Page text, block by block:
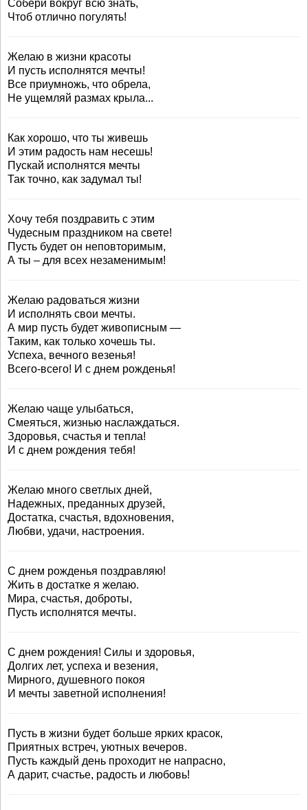
Собери вокруг всю знать,
Чтоб отлично погулять!
Желаю в жизни красоты
И пусть исполнятся мечты!
Все приумножь, что обрела,
Не ущемляй размах крыла...
Как хорошо, что ты живешь
И этим радость нам несешь!
Пускай исполнятся мечты
Так точно, как задумал ты!
Хочу тебя поздравить с этим
Чудесным праздником на свете!
Пусть будет он неповторимым,
А ты – для всех незаменимым!
Желаю радоваться жизни
И исполнять свои мечты.
А мир пусть будет живописным —
Таким, как только хочешь ты.
Успеха, вечного везенья!
Всего-всего! И с днем рожденья!
Желаю чаще улыбаться,
Смеяться, жизнью наслаждаться.
Здоровья, счастья и тепла!
И с днем рождения тебя!
Желаю много светлых дней,
Надежных, преданных друзей,
Достатка, счастья, вдохновения,
Любви, удачи, настроения.
С днем рожденья поздравляю!
Жить в достатке я желаю.
Мира, счастья, доброты,
Пусть исполнятся мечты.
С днем рождения! Силы и здоровья,
Долгих лет, успеха и везения,
Мирного, душевного покоя
И мечты заветной исполнения!
Пусть в жизни будет больше ярких красок,
Приятных встреч, уютных вечеров.
Пусть каждый день проходит не напрасно,
А дарит, счастье, радость и любовь!